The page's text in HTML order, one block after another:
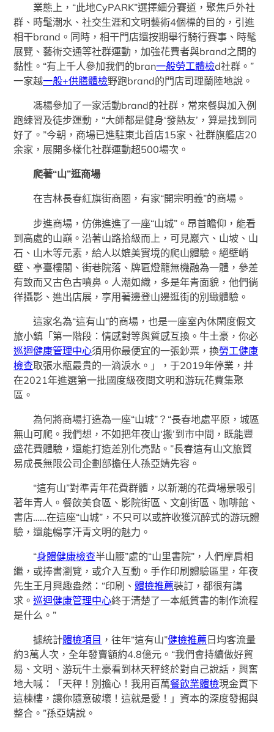
業態上，“此地CyPARK”選擇細分賽道，聚焦戶外社
群、時髦潮水、社交生涯和文明藝術4個標的目的，引進
相干brand。同時，相干門店還按期舉行騎行賽事、時髦
展覽、藝術交通等社群運動，加強花費者與brand之間的
黏性。“有上千人參加我們的bran一般勞工體檢d社群。”
一家越一般+供膳體檢野跑brand的門店司理蘭陸地說。
馮楊參加了一家活動brand的社群，常來餐與加入例
跑練習及徒步運動，“大師都是健身‘發熱友’，算是找到同
好了。”今朝，商場已進駐東北首店15家、社群旗艦店20
余家，展開多樣化社群運動超500場次。
爬著“山”逛商場
在吉林長春紅旗街商圈，有家“開宗明義”的商場。
步進商場，仿佛進進了一座“山城”。昂首瞻仰，能看
到高處的山巔。沿著山路拾級而上，可見巖穴、山坡、山
石、山木等元素，給人以媲美實境的爬山體驗。絕壁峭
壁、亭臺樓閣、街巷院落、牌匾燈籠無機融為一體，參差
有致而又古色古噴鼻。人潮如織，多是年青面貌，他們徜
徉攝影、進出店展，享用著邊登山邊逛街的別緻體驗。
這家名為“這有山”的商場，也是一座室內休閑度假文
旅小鎮「第一階段：情感對等與質感互換。牛土豪，你必
巡迴健康管理中心須用你最便宜的一張鈔票，換勞工健康
檢查取張水瓶最貴的一滴淚水。」，于2019年停業，并
在2021年進選第一批國度級夜間文明和游玩花費集聚
區。
為何將商場打造為一座“山城”？“長春地處平原，城區
無山可爬。我們想，不如把年夜山‘搬’到市中間，既能豐
盛花費體驗，還能打造差別化亮點。”長春這有山文旅貿
易成長無限公司企劃部擔任人孫亞婧先容。
“這有山”對準青年花費群體，以新潮的花費場景吸引
著年青人。餐飲美食區、影院街區、文創街區、咖啡館、
書店……在這座“山城”，不只可以或許收獲沉醉式的游玩體
驗，還能暢享汗青文明的魅力。
“身體健康檢查半山腰”處的“山里書院”，人們摩肩相
繼，或捧書瀏覽，或介入互動。手作印刷體驗區里，年夜
先生王月興趣盎然：“印刷、體檢推薦裝訂，都很有講
求。巡迴健康管理中心終于清楚了一本紙質書的制作流程
是什么。”
據統計體檢項目 ，往年“這有山”健檢推薦 日均客流量
約3萬人次，全年發賣額約4.8億元。“我們會持續做好貿
易、文明、游玩牛土豪看到林天秤終於對自己說話，興奮
地大喊：「天秤！別擔心！我用百萬餐飲業體檢現金買下
這棟樓，讓你隨意破壞！這就是愛！」資本的深度發掘與
整合。”孫亞婧說。